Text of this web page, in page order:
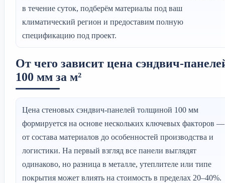
в течение суток, подберём материалы под ваш
климатический регион и предоставим полную
спецификацию под проект.
От чего зависит цена сэндвич-
100 мм за м²
Цена стеновых сэндвич-панелей толщиной 100 мм
формируется на основе нескольких ключевых факторов —
от состава материалов до особенностей производства и
логистики. На первый взгляд все панели выглядят
одинаково, но разница в металле, утеплителе или типе
покрытия может влиять на стоимость в пределах 20–40%.